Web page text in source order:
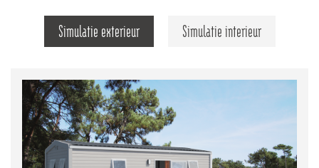
Simulatie exterieur Simulatie interieur